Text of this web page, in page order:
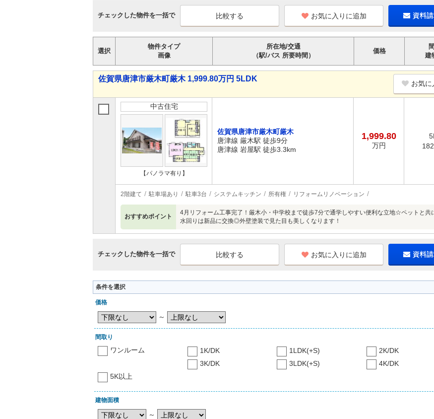
チェックした物件を一括で お気に入りに追加 資料
選択
物件タイプ
画像
所在地/交通
（駅/バス 所要時間）
価格
建
佐賀県唐津市厳木町厳木 1,999.80万円 5LDK
お気に
中古住宅
【パノラマ有り】
佐賀県唐津市厳木町厳木
唐津線 厳木駅 徒歩9分
唐津線 岩屋駅 徒歩3.3km
1,999.80
万円
2階建て 駐車場あり 駐車3台 システムキッチン 所有権 リフォームリノベーション
おすすめポイント
4月リフォーム工事完了！厳木小・中学校まで徒歩7分で通学しやすい便利な立地☆ペットと共
水回りは新品に交換◎外壁塗装で見た目も美しくなります！
チェックした物件を一括で お気に入りに追加 資料
条件を選択
価格
～
間取り
ワンルーム 1K/DK 1LDK(+S) 2K/DK
3K/DK
3LDK(+S) 4K/DK
5K以上
建物面積
～